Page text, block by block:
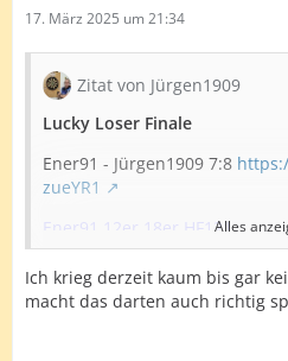
17. März 2025 um 21:34
Zitat von Jürgen1909
Lucky Loser Finale
Ener91 - Jürgen1909 7:8
zueYR1
Ener91 12er 18er HF121
Jürgen1909 15er 5x171
Was für ein spannendes
Alles
Ich krieg derzeit kaum bis gar
macht das darten auch richtig